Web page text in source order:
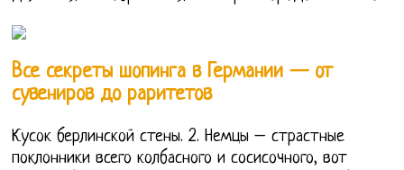
Все секреты шопинга в Германии — от
сувениров до раритетов
Кусок берлинской стены. 2. Немцы – страстные
поклонники всего колбасного и сосисочного, вот